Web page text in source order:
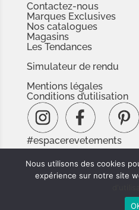
Contactez-nous
Marques Exclusives
Nos catalogues
Magasins
Les Tendances
Simulateur de rendu
Mentions légales
Conditions d’utilisation
#espacerevetements
www.espacedoc.fr
Nous utilisons des cookies
expérience sur notre site